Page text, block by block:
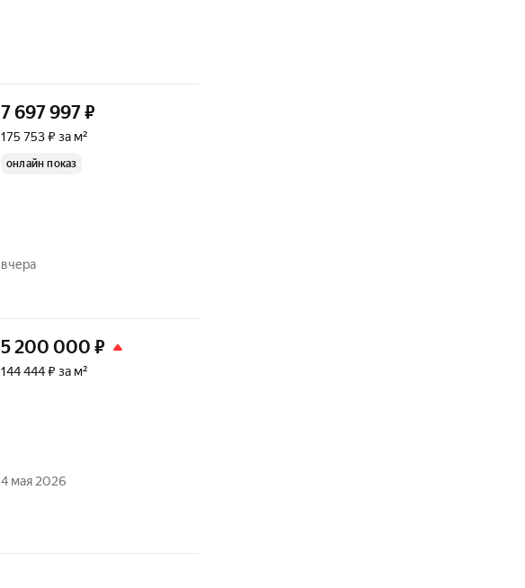
7 697 997₽
175 753 ₽ за м²
онлайн показ
вчера
5 200 000 ₽
144 444 ₽ за м²
4 мая 2026